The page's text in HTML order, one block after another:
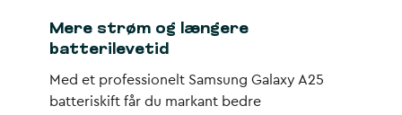
Mere strøm og længere
batterilevetid
Med et professionelt Samsung Galaxy A25
batteriskift får du markant bedre